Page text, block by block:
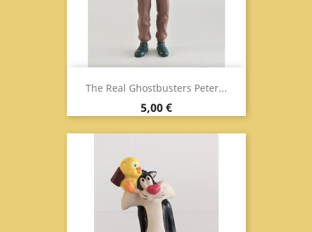
The Real Ghostbusters Peter...
Prezzo
5,00 €